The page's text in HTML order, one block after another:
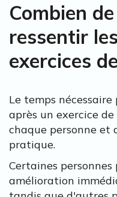
Combien
ressentir
exercices
Le temps
après un exercice
chaque personne et
pratique.
Certaines
amélioration